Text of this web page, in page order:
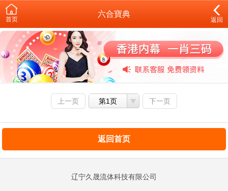
首页
六合寶典
返回
上一页 第1页 下一页
返回首页
辽宁久晟流体科技有限公司